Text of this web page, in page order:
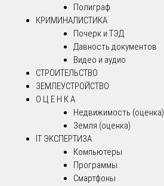
Полиграф
КРИМИНАЛИСТИКА
Почерк и ТЭД
Давность документов
Видео и аудио
СТРОИТЕЛЬСТВО
ЗЕМЛЕУСТРОЙСТВО
О Ц Е Н К А
Недвижимость (оценка)
Земля (оценка)
IT ЭКСПЕРТИЗА
Компьютеры
Программы
Смартфоны